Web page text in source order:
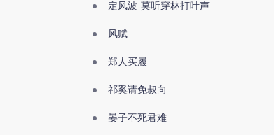
定风波·莫听穿林打叶声
风赋
郑人买履
祁奚请免叔向
晏子不死君难